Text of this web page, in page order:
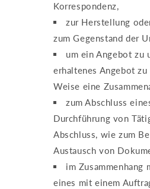
Korrespondenz,
zur Herstellung
zum Gegenstand der
um ein Angebot zu
erhaltenes Angebot
Weise eine
zum Abschluss
Durchführung von
Abschluss, wie zum
Austausch von
im Zusammenhang
eines mit einem